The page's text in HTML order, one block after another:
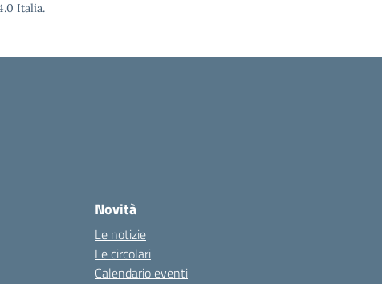
Italia.
Novità
Le notizie
Le circolari
Calendario eventi